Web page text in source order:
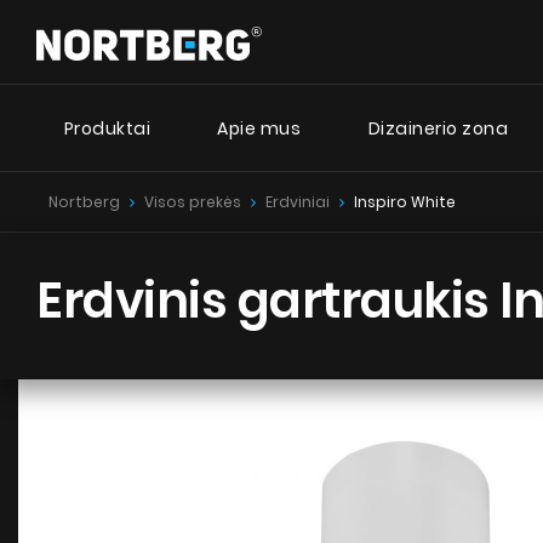
Produktai
Naujienos
Sieniniai gartraukiai
Įmontuojami gartraukiai
Lubiniai gartraukiai
Cilindro formos gartraukiai
Nortberg
Nortberg
Apie mus Dizainerio zona
Patarimai
Nortberg Visos prekės Erdviniai Inspiro White
Erdvinis gartraukis